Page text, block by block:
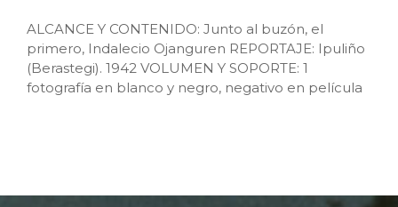
ALCANCE Y CONTENIDO: Junto al buzón, el
primero, Indalecio Ojanguren REPORTAJE: Ipuliño
(Berastegi). 1942 VOLUMEN Y SOPORTE: 1
fotografía en blanco y negro, negativo en película